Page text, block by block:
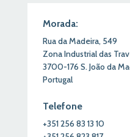
Morada:
Rua da Madeira, 549
Zona Industrial das
3700-176 S.João da
Portugal
Telefone
+351256 83 13 10